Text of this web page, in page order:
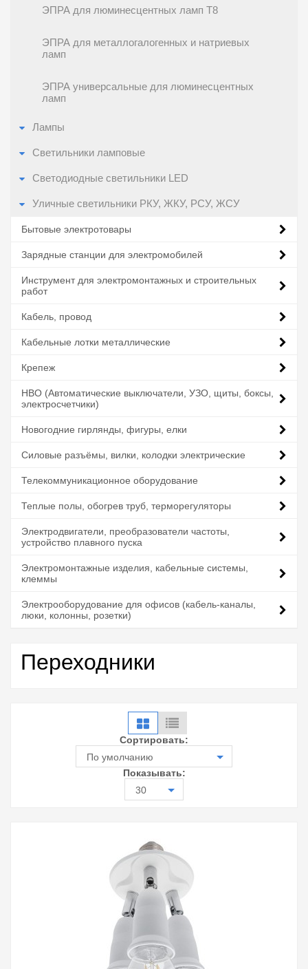
ЭПРА для люминесцентных ламп T8
ЭПРА для металлогалогенных и натриевых
ламп
ЭПРА универсальные для люминесцентных
ламп
Лампы
Светильники ламповые
Светодиодные светильники LED
Уличные светильники РКУ, ЖКУ, РСУ, ЖСУ
Бытовые электротовары
Зарядные станции для электромобилей
Инструмент для электромонтажных и строительных
работ
Кабель, провод
Кабельные лотки металлические
Крепеж
НВО (Автоматические выключатели, УЗО, щиты, боксы,
электросчетчики)
Новогодние гирлянды, фигуры, елки
Силовые разъёмы, вилки, колодки электрические
Телекоммуникационное оборудование
Теплые полы, обогрев труб, терморегуляторы
Электродвигатели, преобразователи частоты,
устройство плавного пуска
Электромонтажные изделия, кабельные системы,
клеммы
Электрооборудование для офисов (кабель-каналы,
люки, колонны, розетки)
Переходники
Сортировать:
По умолчанию
Показывать:
30